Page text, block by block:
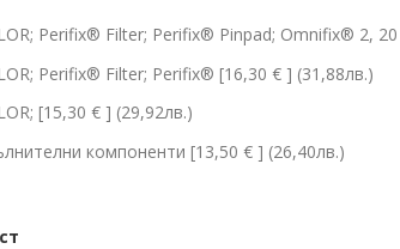
Perifix® Filter; Perifix® Pinpad; Omnifix® 2,
Perifix® Filter; Perifix® [16,30 € ] (31,88лв.)
[15,30 € ] (29,92лв.)
компоненти [13,50 € ] (26,40лв.)